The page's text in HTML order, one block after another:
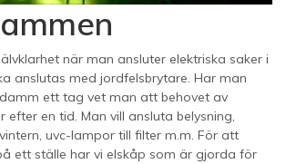
när man ansluter elektriska saker i
anslutas med jordfelsbrytare. Har man
ett tag vet man att behovet av
efter en tid. Man vill ansluta belysning,
uvc-lampor till filter m.m. För att
ett ställe har vi elskåp som är gjorda för